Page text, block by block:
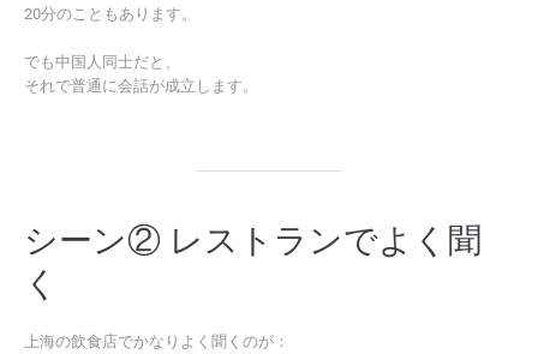
20分のこともあります。
でも中国人同士だと、
それで普通に会話が成立します。
シーン② レストランでよく聞
く
上海の飲食店でかなりよく聞くのが：